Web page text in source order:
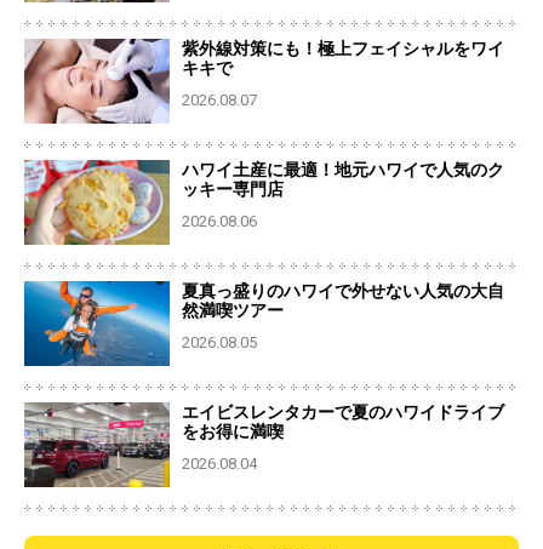
紫外線対策にも！極上フェイシャルをワイ
キキで
2026.08.07
ハワイ土産に最適！地元ハワイで人気のク
ッキー専門店
2026.08.06
夏真っ盛りのハワイで外せない人気の大自
然満喫ツアー
2026.08.05
エイビスレンタカーで夏のハワイドライブ
をお得に満喫
2026.08.04